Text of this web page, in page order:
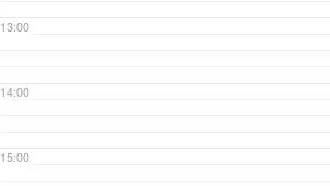
13:00
14:00
15:00